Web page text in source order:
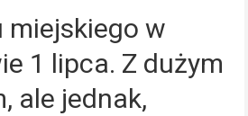
w
1 lipca. Z dużym
ale jednak,